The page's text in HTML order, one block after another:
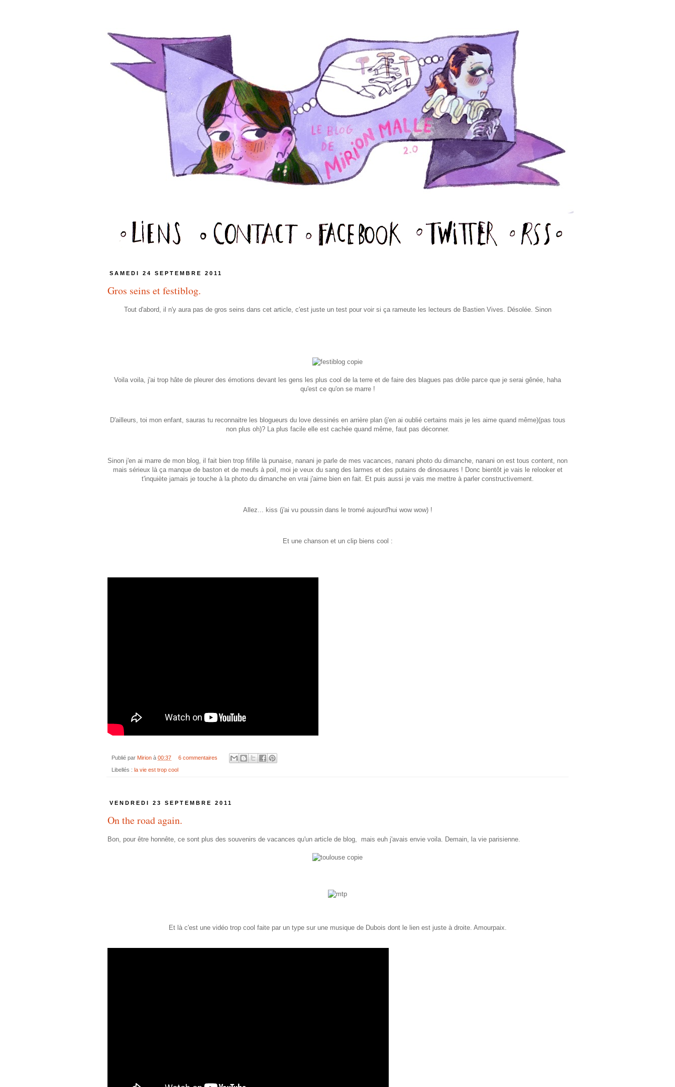
SAMEDI 24 SEPTEMBRE 2011
Gros seins et festiblog.
Tout d'abord, il n'y aura pas de gros seins dans cet article, c'est juste un test pour voir si ça rameute les lecteurs de Bastien Vives. Désolée. Sinon
Voila voila, j'ai trop hâte de pleurer des émotions devant les gens les plus cool de la terre et de faire des blagues pas drôle parce que je serai gênée, haha
qu'est ce qu'on se marre !
D'ailleurs, toi mon enfant, sauras tu reconnaitre les blogueurs du love dessinés en arrière plan (j'en ai oublié certains mais je les aime quand même)(pas tous
non plus oh)? La plus facile elle est cachée quand même, faut pas déconner.
Sinon j'en ai marre de mon blog, il fait bien trop fifille là punaise, nanani je parle de mes vacances, nanani photo du dimanche, nanani on est tous content, non
mais sérieux là ça manque de baston et de meufs à poil, moi je veux du sang des larmes et des putains de dinosaures ! Donc bientôt je vais le relooker et
t'inquiète jamais je touche à la photo du dimanche en vrai j'aime bien en fait. Et puis aussi je vais me mettre à parler constructivement.
Allez... kiss (j'ai vu poussin dans le tromé aujourd'hui wow wow) !
Et une chanson et un clip biens cool :
Publié par Mirion à 00:37 6 commentaires
Libellés : la vie est trop cool
VENDREDI 23 SEPTEMBRE 2011
On the road again.
Bon, pour être honnête, ce sont plus des souvenirs de vacances qu'un article de blog, mais euh j'avais envie voila. Demain, la vie parisienne.
Et là c'est une vidéo trop cool faite par un type sur une musique de Dubois dont le lien est juste à droite. Amourpaix.